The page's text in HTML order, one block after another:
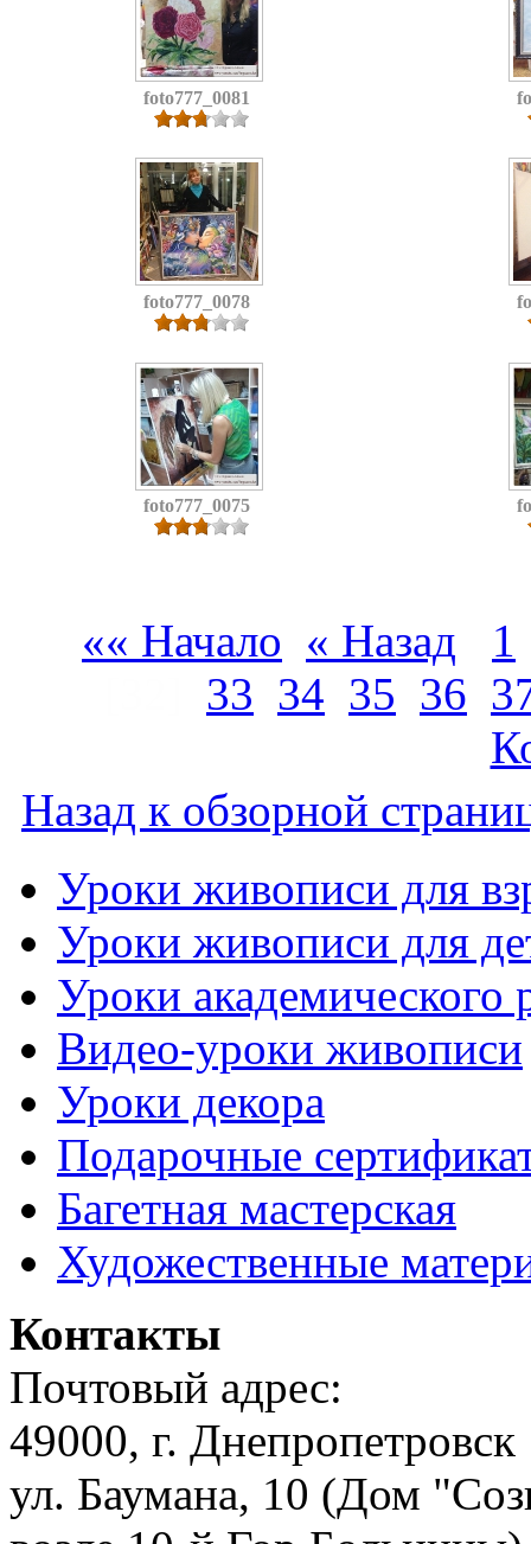
foto777_0081
foto777_0078
foto777_0075
«« Начало « Назад
1
33 34 35 36
Назад к обзорной
Уроки живописи для
Уроки живописи для
Уроки академического
Видео-уроки живописи
Уроки декора
Подарочные
Багетная мастерская
Художественные
Контакты
Почтовый адрес:
49000, г. Днепропетровск
ул. Баумана, 10 (Дом